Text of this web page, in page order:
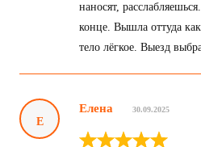
наносят,
конце. Вышла оттуда
тело лёгкое. Выезд
Е
Елена 30.09.2025